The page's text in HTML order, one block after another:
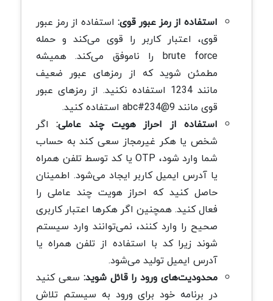
استفاده از رمز عبور قوی: استفاده از رمز عبور
قوی، اعتبار کاربر را قوی می‌کند و حمله
brute force را ناموفق می‌کند. همیشه
مطمئن شوید که از رمزهای عبور ضعیف
مانند 1234 استفاده نکنید. از رمزهای عبور
قوی مانند abc#234@9 استفاده کنید.
استفاده از احراز هویت چند عاملی:اگر
شخص یا هکر غیرمجاز سعی کند به حساب
شما وارد شود، OTP یا کد توسط تلفن همراه
یا آدرس ایمیل کاربر ایجاد می‌شود. اطمینان
حاصل کنید که احراز هویت چند عاملی را
فعال کنید. همچنین اگر هکرها اعتبار کاربری
صحیح را وارد کنند، نمی‌توانند وارد سیستم
شوند زیرا کد با استفاده از تلفن همراه یا
آدرس ایمیل تولید می‌شود.
محدودیت‌های ورود را قائل شوید: سعی کنید
در برنامه خود برای ورود به سیستم تلاش